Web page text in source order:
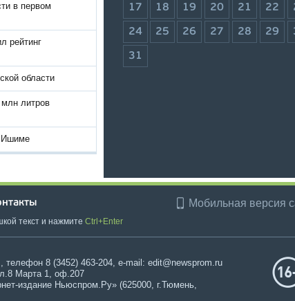
в первом
рейтинг
области
литров
Ишиме
17 18 19 20 21 22
24 25 26 27 28 29
31
Мобильная версия
текст и нажмите Ctrl+Enter
телефон 8 (3452) 463-204, e-mail: edit@newsprom.ru
Марта 1, оф.207
издание Ньюспром.Ру» (625000, г.Тюмень,